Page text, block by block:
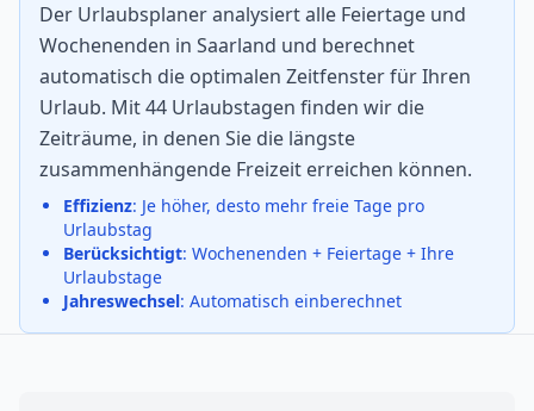
Der Urlaubsplaner analysiert alle Feiertage und
Wochenenden in Saarland und berechnet
automatisch die optimalen Zeitfenster für Ihren
Urlaub. Mit 44 Urlaubstagen finden wir die
Zeiträume, in denen Sie die längste
zusammenhängende Freizeit erreichen können.
Effizienz: Je höher, desto mehr freie Tage pro
Urlaubstag
Berücksichtigt: Wochenenden + Feiertage + Ihre
Urlaubstage
Jahreswechsel: Automatisch einberechnet